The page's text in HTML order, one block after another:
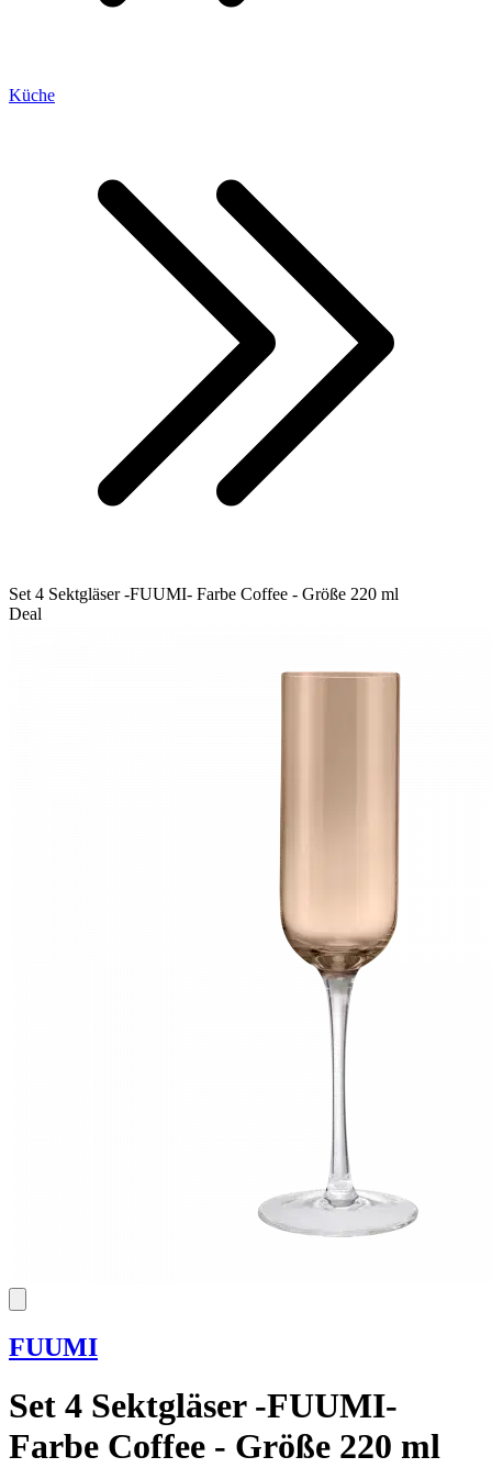
Küche
Set 4 Sektgläser -FUUMI- Farbe Coffee - Größe 220 ml
Deal
FUUMI
Set 4 Sektgläser -FUUMI-
Farbe Coffee - Größe 220 ml